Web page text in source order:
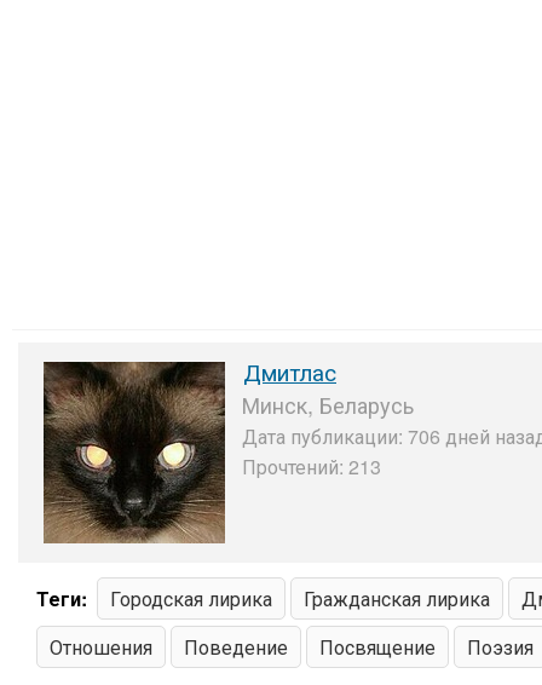
Дмитлас
Минск, Беларусь
Дата публикации: 706 дней
Прочтений: 213
Теги: Городская лирика Гражданская лирика
Отношения
Поведение Посвящение Поэзия